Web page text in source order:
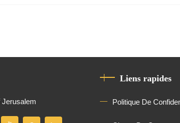
Liens rapides
Politique De